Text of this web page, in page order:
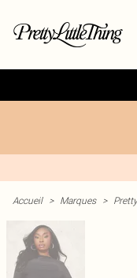
Accueil > Marques >